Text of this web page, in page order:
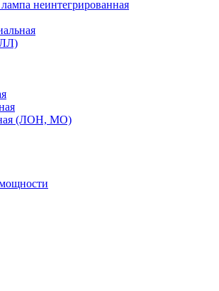
неинтегрированная
(ЛОН, МО)